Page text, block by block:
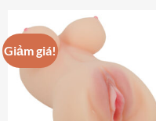
này
nhiều
biến
thể.
Giảm giá!